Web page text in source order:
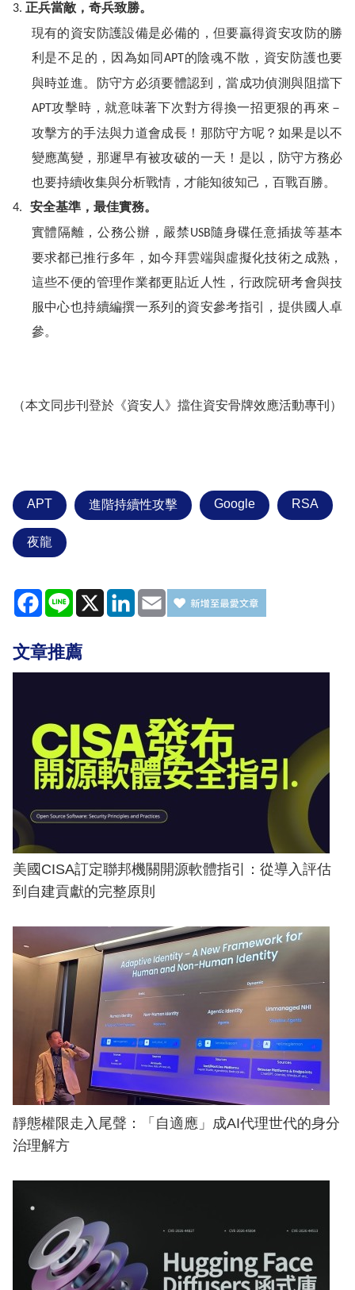
3. 正兵當敵，奇兵致勝。
現有的資安防護設備是必備的，但要贏得資安攻防的勝
利是不足的，因為如同 APT 的陰魂不散，資安防護也要
與時並進。防守方必須要體認到，當成功偵測與阻擋下
APT 攻擊時，就意味著下次對方得換一招更狠的再來－
攻擊方的手法與力道會成長！那防守方呢？如果是以不
變應萬變，那遲早有被攻破的一天！是以，防守方務必
也要持續收集與分析戰情，才能知彼知己，百戰百勝。
4.
安全基準，最佳實務。
實體隔離，公務公辦，嚴禁USB隨身碟任意插拔等基本
要求都已推行多年，如今拜雲端與虛擬化技術之成熟，
這些不便的管理作業都更貼近人性，行政院研考會與技
服中心也持續編撰一系列的資安參考指引，提供國人卓
參。
（本文同步刊登於《資安人》擋住資安骨牌效應活動專刊）
APT 進階持續性攻擊 Google RSA
夜龍
Facebook
Line X LinkedIn
Email
文章推薦
美國CISA訂定聯邦機關開源軟體指引：從導入評估
到自建貢獻的完整原則
靜態權限走入尾聲：「自適應」成AI代理世代的身分
治理解方